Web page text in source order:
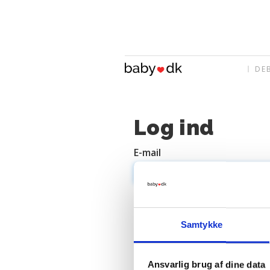
Samtykke
Ansvarlig brug af dine data
Log ind
E-mail